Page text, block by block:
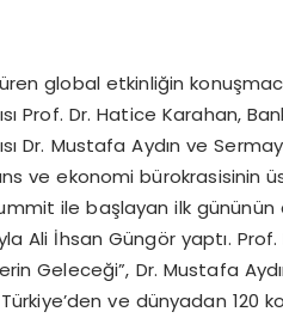
global etkinliğin
Prof. Dr. Hatice Karahan,
Dr. Mustafa Aydın ve
ve ekonomi
ile başlayan ilk gününün
Ali İhsan Güngör yaptı. Prof.
Geleceği”, Dr. Mustafa
ve dünyadan 120